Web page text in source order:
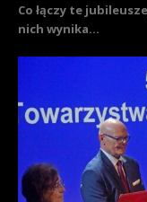
Co łączy te
nich wynika...